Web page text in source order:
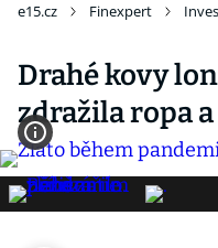
e15.cz Finexpert
Drahé kovy
zdražila ropa